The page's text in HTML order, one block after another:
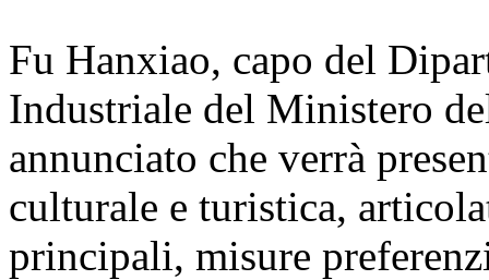
Fu Hanxiao, capo del
Industriale del Ministero
annunciato che verrà
culturale e turistica,
principali, misure